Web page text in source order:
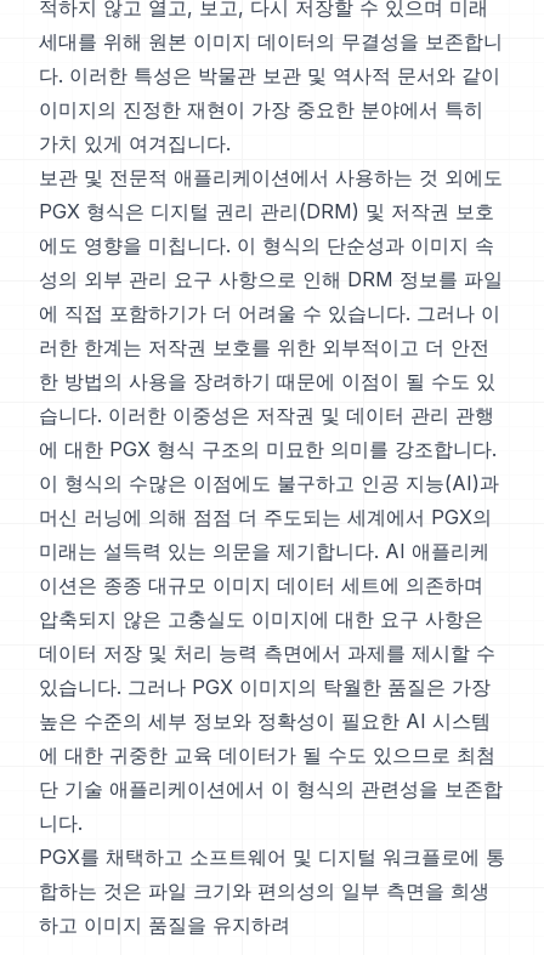
적하지 않고 열고, 보고, 다시 저장할 수 있으며 미래
세대를 위해 원본 이미지 데이터의 무결성을 보존합니
다. 이러한 특성은 박물관 보관 및 역사적 문서와 같이
이미지의 진정한 재현이 가장 중요한 분야에서 특히
가치 있게 여겨집니다.
보관 및 전문적 애플리케이션에서 사용하는 것 외에도
PGX 형식은 디지털 권리 관리(DRM) 및 저작권 보호
에도 영향을 미칩니다. 이 형식의 단순성과 이미지 속
성의 외부 관리 요구 사항으로 인해 DRM 정보를 파일
에 직접 포함하기가 더 어려울 수 있습니다. 그러나 이
러한 한계는 저작권 보호를 위한 외부적이고 더 안전
한 방법의 사용을 장려하기 때문에 이점이 될 수도 있
습니다. 이러한 이중성은 저작권 및 데이터 관리 관행
에 대한 PGX 형식 구조의 미묘한 의미를 강조합니다.
이 형식의 수많은 이점에도 불구하고 인공 지능(AI)과
머신 러닝에 의해 점점 더 주도되는 세계에서 PGX의
미래는 설득력 있는 의문을 제기합니다. AI 애플리케
이션은 종종 대규모 이미지 데이터 세트에 의존하며
압축되지 않은 고충실도 이미지에 대한 요구 사항은
데이터 저장 및 처리 능력 측면에서 과제를 제시할 수
있습니다. 그러나 PGX 이미지의 탁월한 품질은 가장
높은 수준의 세부 정보와 정확성이 필요한 AI 시스템
에 대한 귀중한 교육 데이터가 될 수도 있으므로 최첨
단 기술 애플리케이션에서 이 형식의 관련성을 보존합
니다.
PGX를 채택하고 소프트웨어 및 디지털 워크플로에 통
합하는 것은 파일 크기와 편의성의 일부 측면을 희생
하고 이미지 품질을 유지하려